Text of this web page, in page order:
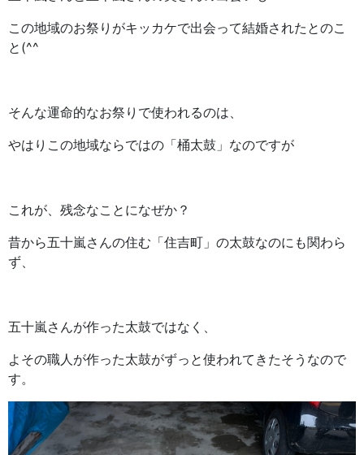
この地域のお祭りがキッカケで出会って結婚されたとのこ
と(^^
そんな運命的なお祭りで使われるのは、
やはりこの地域ならではの「桶太鼓」なのですが
これが、残念なことになぜか？
昔から五十嵐さんの住む「住吉町」の太鼓なのにも関わら
ず、
五十嵐さんが作った太鼓ではなく、
よその職人が作った太鼓がずっと使われてきたそうなので
す。